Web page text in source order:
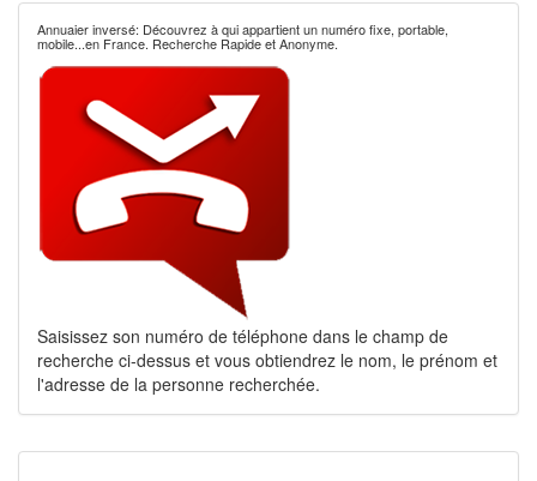
Annuaier inversé: Découvrez à qui appartient un numéro fixe, portable,
mobile...en France. Recherche Rapide et Anonyme.
Saisissez son numéro de téléphone dans le champ de
recherche ci-dessus et vous obtiendrez le nom, le prénom et
l'adresse de la personne recherchée.